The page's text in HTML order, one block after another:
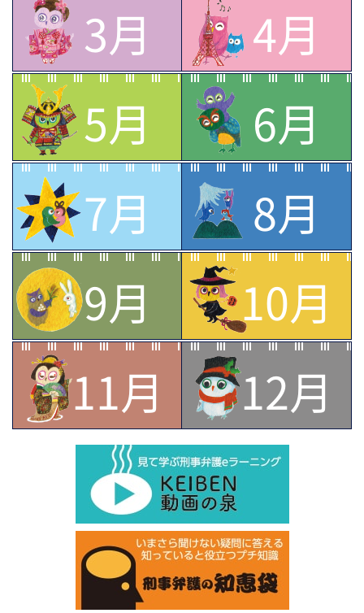
3月
4月
5月
6月
7月
8月
9月
10月
11月
12月